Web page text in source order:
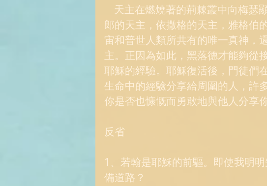
郎的天主，依撒格的天主，雅格伯
宙和普世人類所共有的唯一真神，
主。正因為如此，黑落德才能夠從
耶穌的經驗。耶穌復活後，門徒們
生命中的經驗分享給周圍的人，許
你是否也慷慨而勇敢地與他人分享
反省
1、若翰是耶穌的前驅。即使我明
備道路？